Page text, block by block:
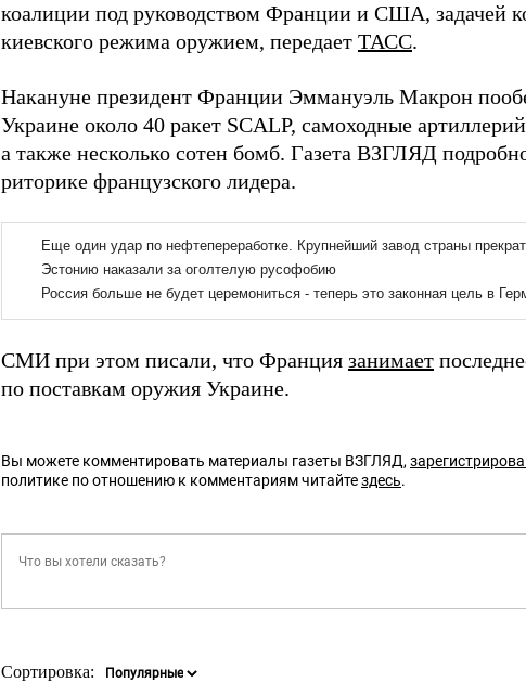
коалиции под руководством Франции и США, задачей
киевского режима оружием, передает ТАСС.
Накануне президент Франции Эммануэль Макрон
Украине около 40 ракет SCALP, самоходные
а также несколько сотен бомб. Газета ВЗГЛЯД
риторике французского лидера.
СМИ при этом писали, что Франция занимает
по поставкам оружия Украине.
Вы можете комментировать материалы газеты ВЗГЛЯД,
политике по отношению к комментариям читайтездесь.
Сортировка: